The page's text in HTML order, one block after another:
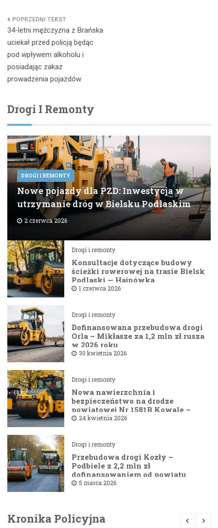
Nawigacja
wpisu
34-letni mężczyzna z Brańska
uciekał przed policją będąc
pod wpływem alkoholu i
posiadając zakaz
prowadzenia pojazdów
Drogi I Remonty
DROGI I REMONTY
Nowe pojazdy dla PZD: Inwestycja w
utrzymanie dróg w Bielsku Podlaskim
2 czerwca 2026
Drogi i remonty
Konsultacje dotyczące budowy
ścieżki rowerowej na trasie Bielsk
Podlaski — Hajnówka
1 czerwca 2026
Drogi i remonty
Dofinansowana przebudowa drogi
Orla – Mikłasze za 1,2 mln zł rusza
w 2026 roku
30 kwietnia 2026
Drogi i remonty
Nowa nawierzchnia i
bezpieczeństwo na drodze
powiatowej Nr 1581B Kowale –
Filipy
24 kwietnia 2026
Drogi i remonty
Przebudowa drogi Kozły –
Podbiele z 2,2 mln zł
dofinansowaniem od powiatu
bielskiego
5 marca 2026
Kronika Policyjna